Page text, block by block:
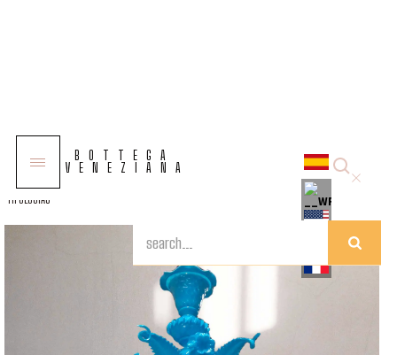
BOTTEGA
VENEZIANA
SOLUCIONES
TIPOLOGÍAS